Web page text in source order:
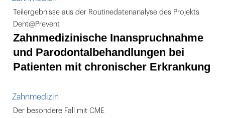
Teilergebnisse aus der Routinedatenanalyse des Projekts
Dent@Prevent
Zahnmedizinische Inanspruchnahme
und Parodontalbehandlungen bei
Patienten mit chronischer Erkrankung
Zahnmedizin
Der besondere Fall mit CME